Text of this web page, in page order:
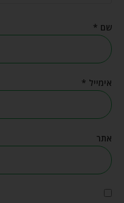
שם *
אימייל *
אתר